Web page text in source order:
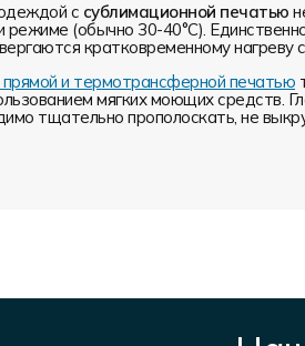
с сублимационной печатью
(обычно 30-40°С).
кратковременному нагреву
прямой и термотрансферной печатью
мягких моющих средств.
тщательно прополоскать, не